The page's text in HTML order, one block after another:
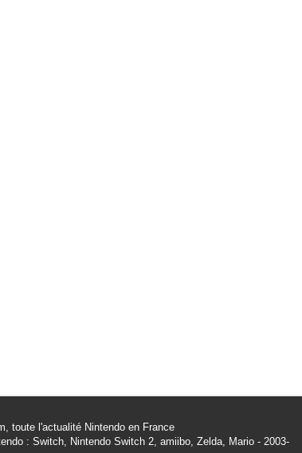
toute l'actualité Nintendo en France
: Switch, Nintendo Switch 2, amiibo, Zelda, Mario - 2003-